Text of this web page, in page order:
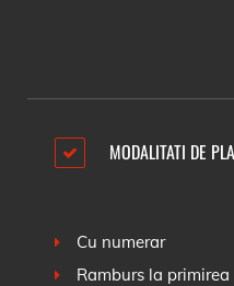
MODALITATI DE
Cu numerar
Ramburs la